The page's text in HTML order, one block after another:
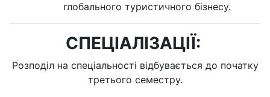
глобального туристичного бізнесу.
СПЕЦІАЛІЗАЦІЇ:
Розподіл на спеціальності відбувається до початку
третього семестру.